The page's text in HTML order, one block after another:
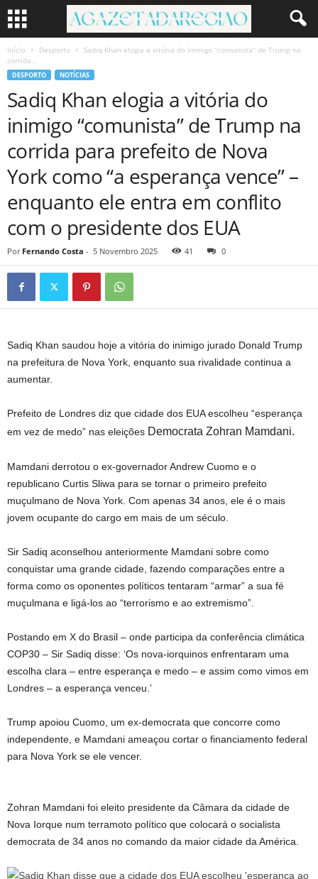
Início Desporto
Sadiq Khan elogia a vitória do inimigo “comunista” de Trump na
corrida...
DESPORTO NOTÍCIAS
Sadiq Khan elogia a vitória do
inimigo “comunista” de Trump na
corrida para prefeito de Nova
York como “a esperança vence” –
enquanto ele entra em conflito
com o presidente dos EUA
Por Fernando Costa - 5 Novembro 2025 41 0
Sadiq Khan saudou hoje a vitória do inimigo jurado Donald Trump
na prefeitura de Nova York, enquanto sua rivalidade continua a
aumentar.
Prefeito de Londres diz que cidade dos EUA escolheu “esperança
em vez de medo” nas eleições Democrata Zohran Mamdani.
Mamdani derrotou o ex-governador Andrew Cuomo e o
republicano Curtis Sliwa para se tornar o primeiro prefeito
muçulmano de Nova York. Com apenas 34 anos, ele é o mais
jovem ocupante do cargo em mais de um século.
Sir Sadiq aconselhou anteriormente Mamdani sobre como
conquistar uma grande cidade, fazendo comparações entre a
forma como os oponentes políticos tentaram “armar” a sua fé
muçulmana e ligá-los ao “terrorismo e ao extremismo”.
Postando em X do Brasil – onde participa da conferência climática
COP30 – Sir Sadiq disse: ‘Os nova-iorquinos enfrentaram uma
escolha clara – entre esperança e medo – e assim como vimos em
Londres – a esperança venceu.’
Trump apoiou Cuomo, um ex-democrata que concorre como
independente, e Mamdani ameaçou cortar o financiamento federal
para Nova York se ele vencer.
Zohran Mamdani foi eleito presidente da Câmara da cidade de
Nova Iorque num terramoto político que colocará o socialista
democrata de 34 anos no comando da maior cidade da América.